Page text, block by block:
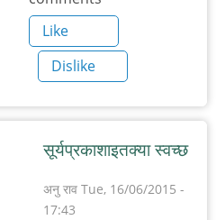
Like
Dislike
सूर्यप्रकाशाइतक्या स्वच्छ
अनु राव Tue, 16/06/2015 -
17:43